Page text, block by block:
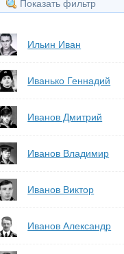
Показать фильтр
Ильин Иван
Иванько Геннадий
Иванов Дмитрий
Иванов Владимир
Иванов Виктор
Иванов Александр